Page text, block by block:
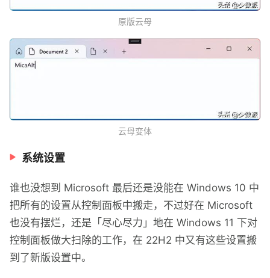
原版云母
云母变体
系统设置
谁也没想到 Microsoft 最后还是没能在 Windows 10 中
把所有的设置从控制面板中搬走，不过好在 Microsoft
也没有摆烂，还是「尽心尽力」地在 Windows 11 下对
控制面板做大扫除的工作，在 22H2 中又有这些设置搬
到了新版设置中。